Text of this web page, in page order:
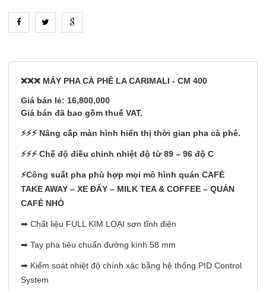
❌❌❌ MÁY PHA CÀ PHÊ LA CARIMALI - CM 400
Giá bán lẻ: 16,800,000
Giá bán đã bao gồm thuế VAT.
⚡️⚡️⚡️ Nâng cấp màn hình hiển thị thời gian pha cà phê.
⚡️⚡️⚡️ Chế độ điều chỉnh nhiệt độ từ 89 – 96 độ C
⚡️Công suất pha phù hợp mọi mô hình quán CAFÉ
TAKE AWAY – XE ĐẨY – MILK TEA & COFFEE – QUÁN
CAFÉ NHỎ
➡ Chất liệu FULL KIM LOẠI sơn tĩnh điện
➡ Tay pha tiêu chuẩn đường kính 58 mm
➡ Kiểm soát nhiệt độ chính xác bằng hệ thống PID Control
System